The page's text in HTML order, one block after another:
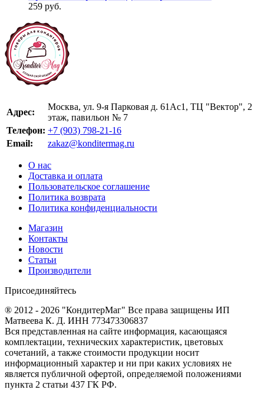
259 руб.
Адрес:
Москва, ул. 9-я Парковая д. 61Ас1, ТЦ "Вектор", 2
этаж, павильон № 7
Телефон: +7 (903) 798-21-16
Email:
zakaz@konditermag.ru
О нас
Доставка и оплата
Пользовательское соглашение
Политика возврата
Политика конфиденциальности
Магазин
Контакты
Новости
Статьи
Производители
Присоединяйтесь
® 2012 - 2026 "КондитерМаг" Все права защищены ИП
Матвеева К. Д. ИНН 773473306837
Вся представленная на сайте информация, касающаяся
комплектации, технических характеристик, цветовых
сочетаний, а также стоимости продукции носит
информационный характер и ни при каких условиях не
является публичной офертой, определяемой положениями
пункта 2 статьи 437 ГК РФ.